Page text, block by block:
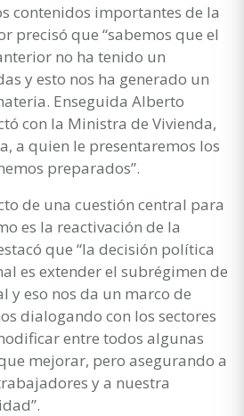
contenidos importantes de la
precisó que “sabemos que el
no ha tenido un
y esto nos ha generado un
Enseguida Alberto
con la Ministra de Vivienda,
a quien le presentaremos los
preparados”.
de una cuestión central para
es la reactivación de la
que “la decisión política
es extender el subrégimen de
eso nos da un marco de
dialogando con los sectores
entre todos algunas
mejorar, pero asegurando a
y a nuestra